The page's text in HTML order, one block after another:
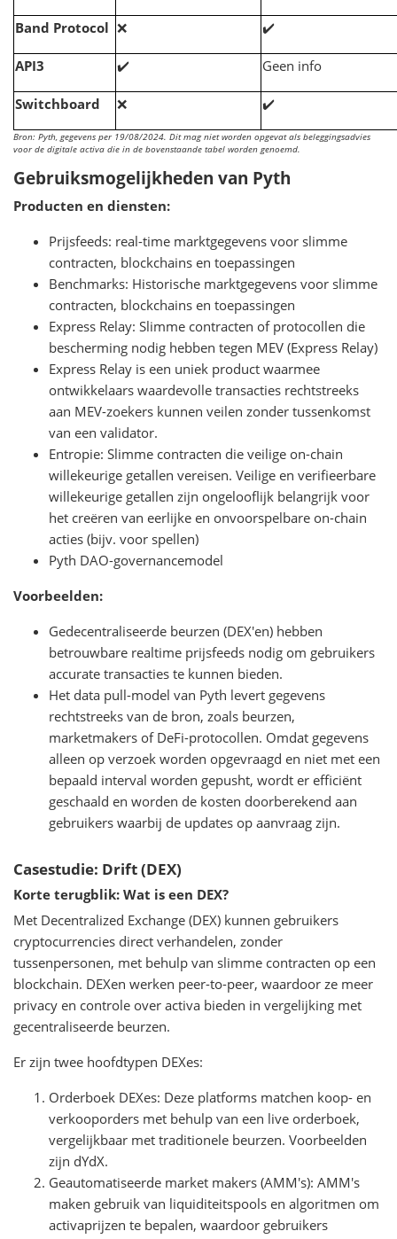
Band Protocol ❌ ✔️
API3 ✔️ Geen info
Switchboard ❌ ✔️
Bron: Pyth, gegevens per 19/08/2024. Dit mag niet worden opgevat als beleggingsadvies
voor de digitale activa die in de bovenstaande tabel worden genoemd.
Gebruiksmogelijkheden van Pyth
Producten en diensten:
Prijsfeeds: real-time marktgegevens voor slimme
contracten, blockchains en toepassingen
Benchmarks: Historische marktgegevens voor slimme
contracten, blockchains en toepassingen
Express Relay: Slimme contracten of protocollen die
bescherming nodig hebben tegen MEV (Express Relay)
Express Relay is een uniek product waarmee
ontwikkelaars waardevolle transacties rechtstreeks
aan MEV-zoekers kunnen veilen zonder tussenkomst
van een validator.
Entropie: Slimme contracten die veilige on-chain
willekeurige getallen vereisen. Veilige en verifieerbare
willekeurige getallen zijn ongelooflijk belangrijk voor
het creëren van eerlijke en onvoorspelbare on-chain
acties (bijv. voor spellen)
Pyth DAO-governancemodel
Voorbeelden:
Gedecentraliseerde beurzen (DEX'en) hebben
betrouwbare realtime prijsfeeds nodig om gebruikers
accurate transacties te kunnen bieden.
Het data pull-model van Pyth levert gegevens
rechtstreeks van de bron, zoals beurzen,
marketmakers of DeFi-protocollen. Omdat gegevens
alleen op verzoek worden opgevraagd en niet met een
bepaald interval worden gepusht, wordt er efficiënt
geschaald en worden de kosten doorberekend aan
gebruikers waarbij de updates op aanvraag zijn.
Casestudie: Drift (DEX)
Korte terugblik: Wat is een DEX?
Met Decentralized Exchange (DEX) kunnen gebruikers
cryptocurrencies direct verhandelen, zonder
tussenpersonen, met behulp van slimme contracten op een
blockchain. DEXen werken peer-to-peer, waardoor ze meer
privacy en controle over activa bieden in vergelijking met
gecentraliseerde beurzen.
Er zijn twee hoofdtypen DEXes:
Orderboek DEXes: Deze platforms matchen koop- en
verkooporders met behulp van een live orderboek,
vergelijkbaar met traditionele beurzen. Voorbeelden
zijn dYdX.
Geautomatiseerde market makers (AMM's): AMM's
maken gebruik van liquiditeitspools en algoritmen om
activaprijzen te bepalen, waardoor gebruikers